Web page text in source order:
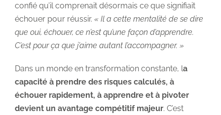
confié qu’il comprenait désormais ce que signifiait
échouer pour réussir. « Il a cette mentalité de se dire
que oui, échouer, ce n’est qu’une façon d’apprendre.
C’est pour ça que j’aime autant l’accompagner. »
Dans un monde en transformation constante, la
capacité à prendre des risques calculés, à
échouer rapidement, à apprendre et à pivoter
devient un avantage compétitif majeur. C’est